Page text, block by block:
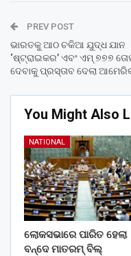
PREV POST
ଭାରତକୁ ଆଠ ଚକିଆ ଯୁଦ୍ଧ ଯାନ
‘ଷ୍ଟ୍ରାଇକର’ ଏବଂ ଏମ୍ ୭୭୭
ଦେବାକୁ ପ୍ରସ୍ତାବ ଦେଲା
You Might Also
NATIONAL
ଲୋକସଭାରେ ପାରିତ ହେଲା
ବନ୍ଦେ ମାତରମ୍‌ ବିଲ୍‌